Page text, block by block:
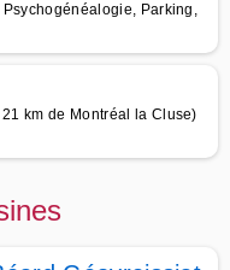
Parking,
km de Montréal la Cluse)